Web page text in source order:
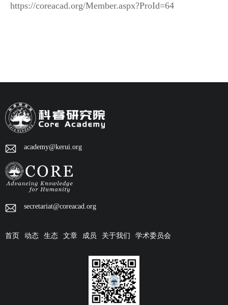
https://coreacad.org/Member.aspx?ProId=64
academy@kerui.org
首页 动态 生态 文章 成员 关于我们 学术委员会
secretariat@coreacad.org